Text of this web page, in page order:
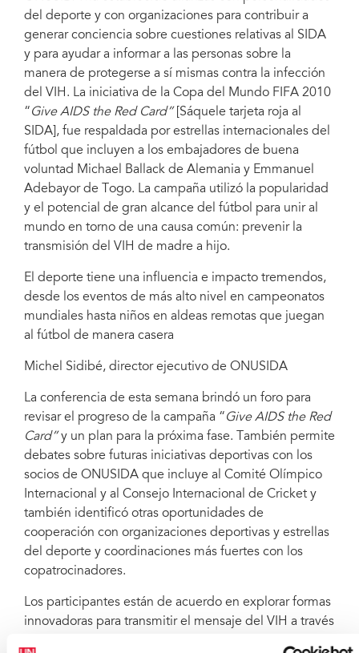
del deporte y con organizaciones para contribuir a
generar conciencia sobre cuestiones relativas al SIDA
y para ayudar a informar a las personas sobre la
manera de protegerse a sí mismas contra la infección
del VIH. La iniciativa de la Copa del Mundo FIFA 2010
“Give AIDS the Red Card”[Sáquele tarjeta roja al
SIDA], fue respaldada por estrellas internacionales del
fútbol que incluyen a los embajadores de buena
voluntad Michael Ballack de Alemania y Emmanuel
Adebayor de Togo. La campaña utilizó la popularidad
y el potencial de gran alcance del fútbol para unir al
mundo en torno de una causa común: prevenir la
transmisión del VIH de madre a hijo.
El deporte tiene una influencia e impacto tremendos,
desde los eventos de más alto nivel en campeonatos
mundiales hasta niños en aldeas remotas que juegan
al fútbol de manera casera
Michel Sidibé, director ejecutivo de ONUSIDA
La conferencia de esta semana brindó un foro para
revisar el progreso de la campaña “Give AIDS the Red
Card”y un plan para la próxima fase. También permite
debates sobre futuras iniciativas deportivas con los
socios de ONUSIDA que incluye al Comité Olímpico
Internacional y al Consejo Internacional de Cricket y
también identificó otras oportunidades de
cooperación con organizaciones deportivas y estrellas
del deporte y coordinaciones más fuertes con los
copatrocinadores.
Los participantes están de acuerdo en explorar formas
innovadoras para transmitir el mensaje del VIH a través